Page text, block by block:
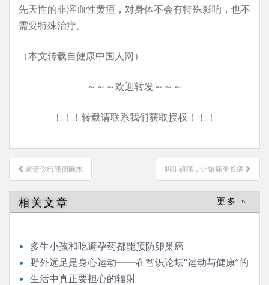
先天性的非溶血性黄疸，对身体不会有特殊影响，也不
需要特殊治疗。
（本文转载自健康中国人网）
～～～欢迎转发～～～
！！！转载请联系我们获取授权！！！
文
章
导
航
就请你给我倒碗水 吗啡镇痛，让短痛变长痛
相关文章 更多 »
多生小孩和吃避孕药都能预防卵巢癌
野外远足是身心运动——在智识论坛“运动与健康”的
发言生活中真正要担心的辐射